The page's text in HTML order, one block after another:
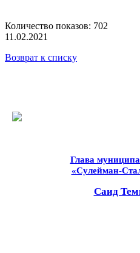
Количество показов: 702
11.02.2021
Возврат к списку
Глава
«Сулейман-
Саид